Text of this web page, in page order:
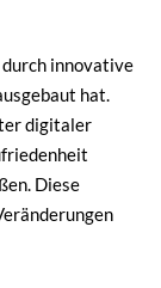
innovative
hat.
digitaler
Diese